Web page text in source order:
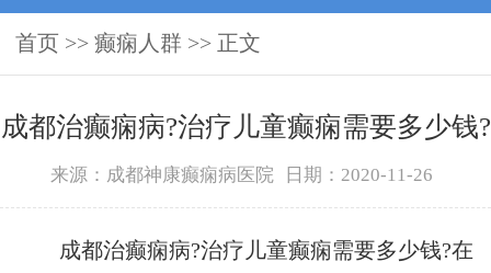
首页 >> 癫痫人群 >> 正文
成都治癫痫病?治疗儿童癫痫需要多少钱?
来源：成都神康癫痫病医院 日期：2020-11-26
成都治癫痫病?治疗儿童癫痫需要多少钱?在